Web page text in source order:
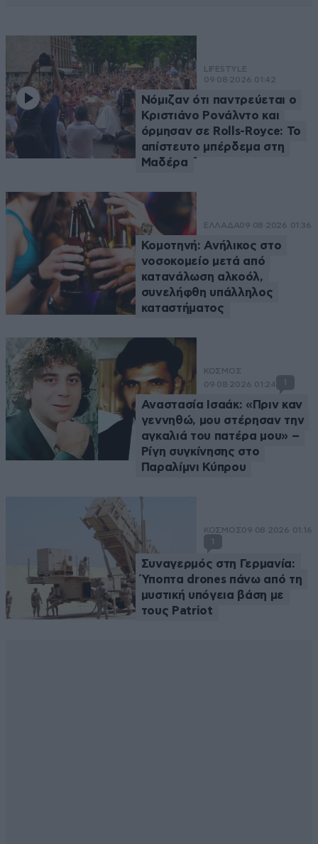
LIFESTYLE
09·08·2026 01:42
Νόμιζαν ότι παντρεύεται ο
Κριστιάνο Ρονάλντο και
όρμησαν σε Rolls-Royce: Το
απίστευτο μπέρδεμα στη
Μαδέρα
ΕΛΛΑΔΑ09·08·2026 01:36
Κομοτηνή: Ανήλικος στο
νοσοκομείο μετά από
κατανάλωση αλκοόλ,
συνελήφθη υπάλληλος
καταστήματος
ΚΟΣΜΟΣ
09·08·2026 01:24
1
Αναστασία Ισαάκ: «Πριν καν
γεννηθώ, μου στέρησαν την
αγκαλιά του πατέρα μου» –
Ρίγη συγκίνησης στο
Παραλίμνι Κύπρου
ΚΟΣΜΟΣ09·08·2026 01:16
1
Συναγερμός στη Γερμανία:
Ύποπτα drones πάνω από τη
μυστική υπόγεια βάση με
τους Patriot